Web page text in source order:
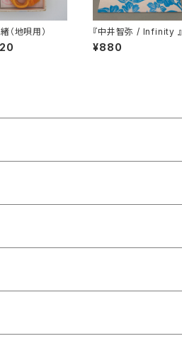
（地唄用） 『中井智弥 / Infinity 』
¥880